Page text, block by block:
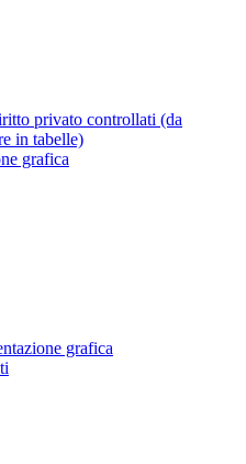
privato controllati (da
in tabelle)
grafica
grafica